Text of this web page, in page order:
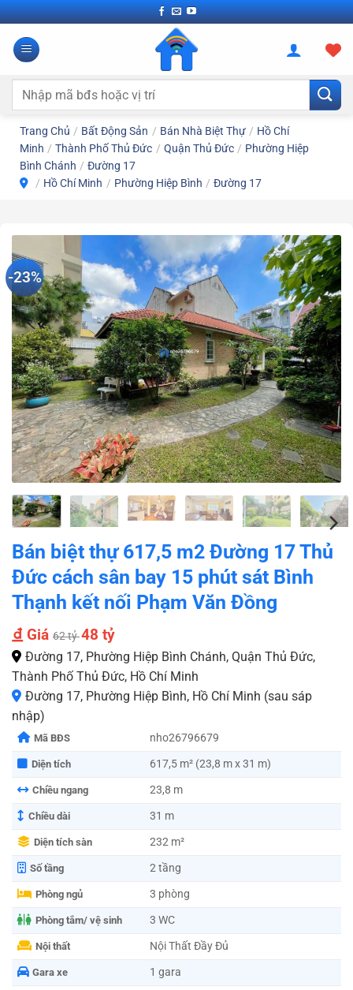
Bỏ
qua
nội
Tìm
Trang Chủ / Bất Động Sản / Bán Nhà Biệt Thự / Hồ Chí
Minh / Thành Phố Thủ Đức / Quận Thủ Đức / Phường Hiệp
Bình Chánh / Đường 17
/ Hồ Chí Minh / Phường Hiệp Bình / Đường 17
-23%
Bán biệt thự 617,5 m2 Đường 17 Thủ
Đức cách sân bay 15 phút sát Bình
Thạnh kết nối Phạm Văn Đồng
Giá 62 tỷ48 tỷ
Đường 17, Phường Hiệp Bình Chánh, Quận Thủ Đức,
Thành Phố Thủ Đức, Hồ Chí Minh
Đường 17, Phường Hiệp Bình, Hồ Chí Minh (sau sáp
nhập)
Mã BĐS nho26796679
Diện tích 617,5 m² (23,8 m x 31 m)
Chiều ngang 23,8 m
Chiều dài 31 m
Diện tích sàn 232 m²
Số tầng 2 tầng
Phòng ngủ 3 phòng
Phòng tắm/ vệ sinh 3 WC
Nội thất Nội Thất Đầy Đủ
Gara xe 1 gara